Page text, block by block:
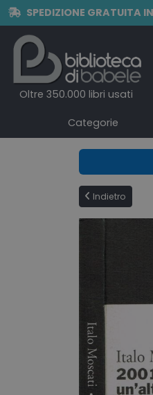
SPEDIZIONE GRATUITA
Oltre 350.000 libri usati
Categorie
Indietro